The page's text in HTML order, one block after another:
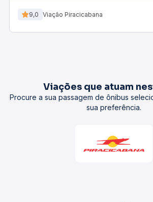
9,0 Viação Piracicabana
Viações que atuam
Procure a sua passagem de ônibus
sua preferência.